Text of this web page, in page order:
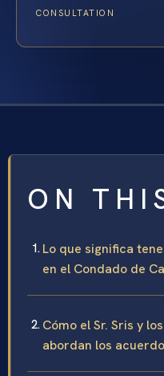
CONSULTATION
ON
Lo que significa
en el Condado de
Cómo el Sr. Sris y
abordan los